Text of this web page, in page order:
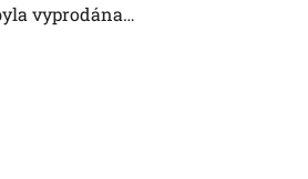
vyprodána…